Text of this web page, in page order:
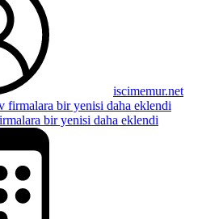
iscimemur.net
bir yenisi daha eklendi